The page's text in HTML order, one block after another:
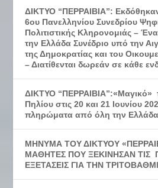
ΔΙΚΤΥΟ “ΠΕΡΡΑΙΒΙΑ”:
6ου Πανελληνίου Συνεδρίου
Πολιτιστικής Κληρονομιάς –
την Ελλάδα Συνέδριο υπό την
της Δημοκρατίας και του
– Διατίθενται δωρεάν σε κάθε
ΔΙΚΤΥΟ “ΠΕΡΡΑΙΒΙΑ”:«Μαγικό»
Πηλίου στις 20 και 21 Ιουνίου
πληρώματα από όλη την
ΜΗΝΥΜΑ ΤΟΥ ΔΙΚΤΥΟΥ
ΜΑΘΗΤΕΣ ΠΟΥ ΞΕΚΙΝΗΣΑΝ ΤΙΣ
ΕΞΕΤΑΣΕΙΣ ΓΙΑ ΤΗΝ